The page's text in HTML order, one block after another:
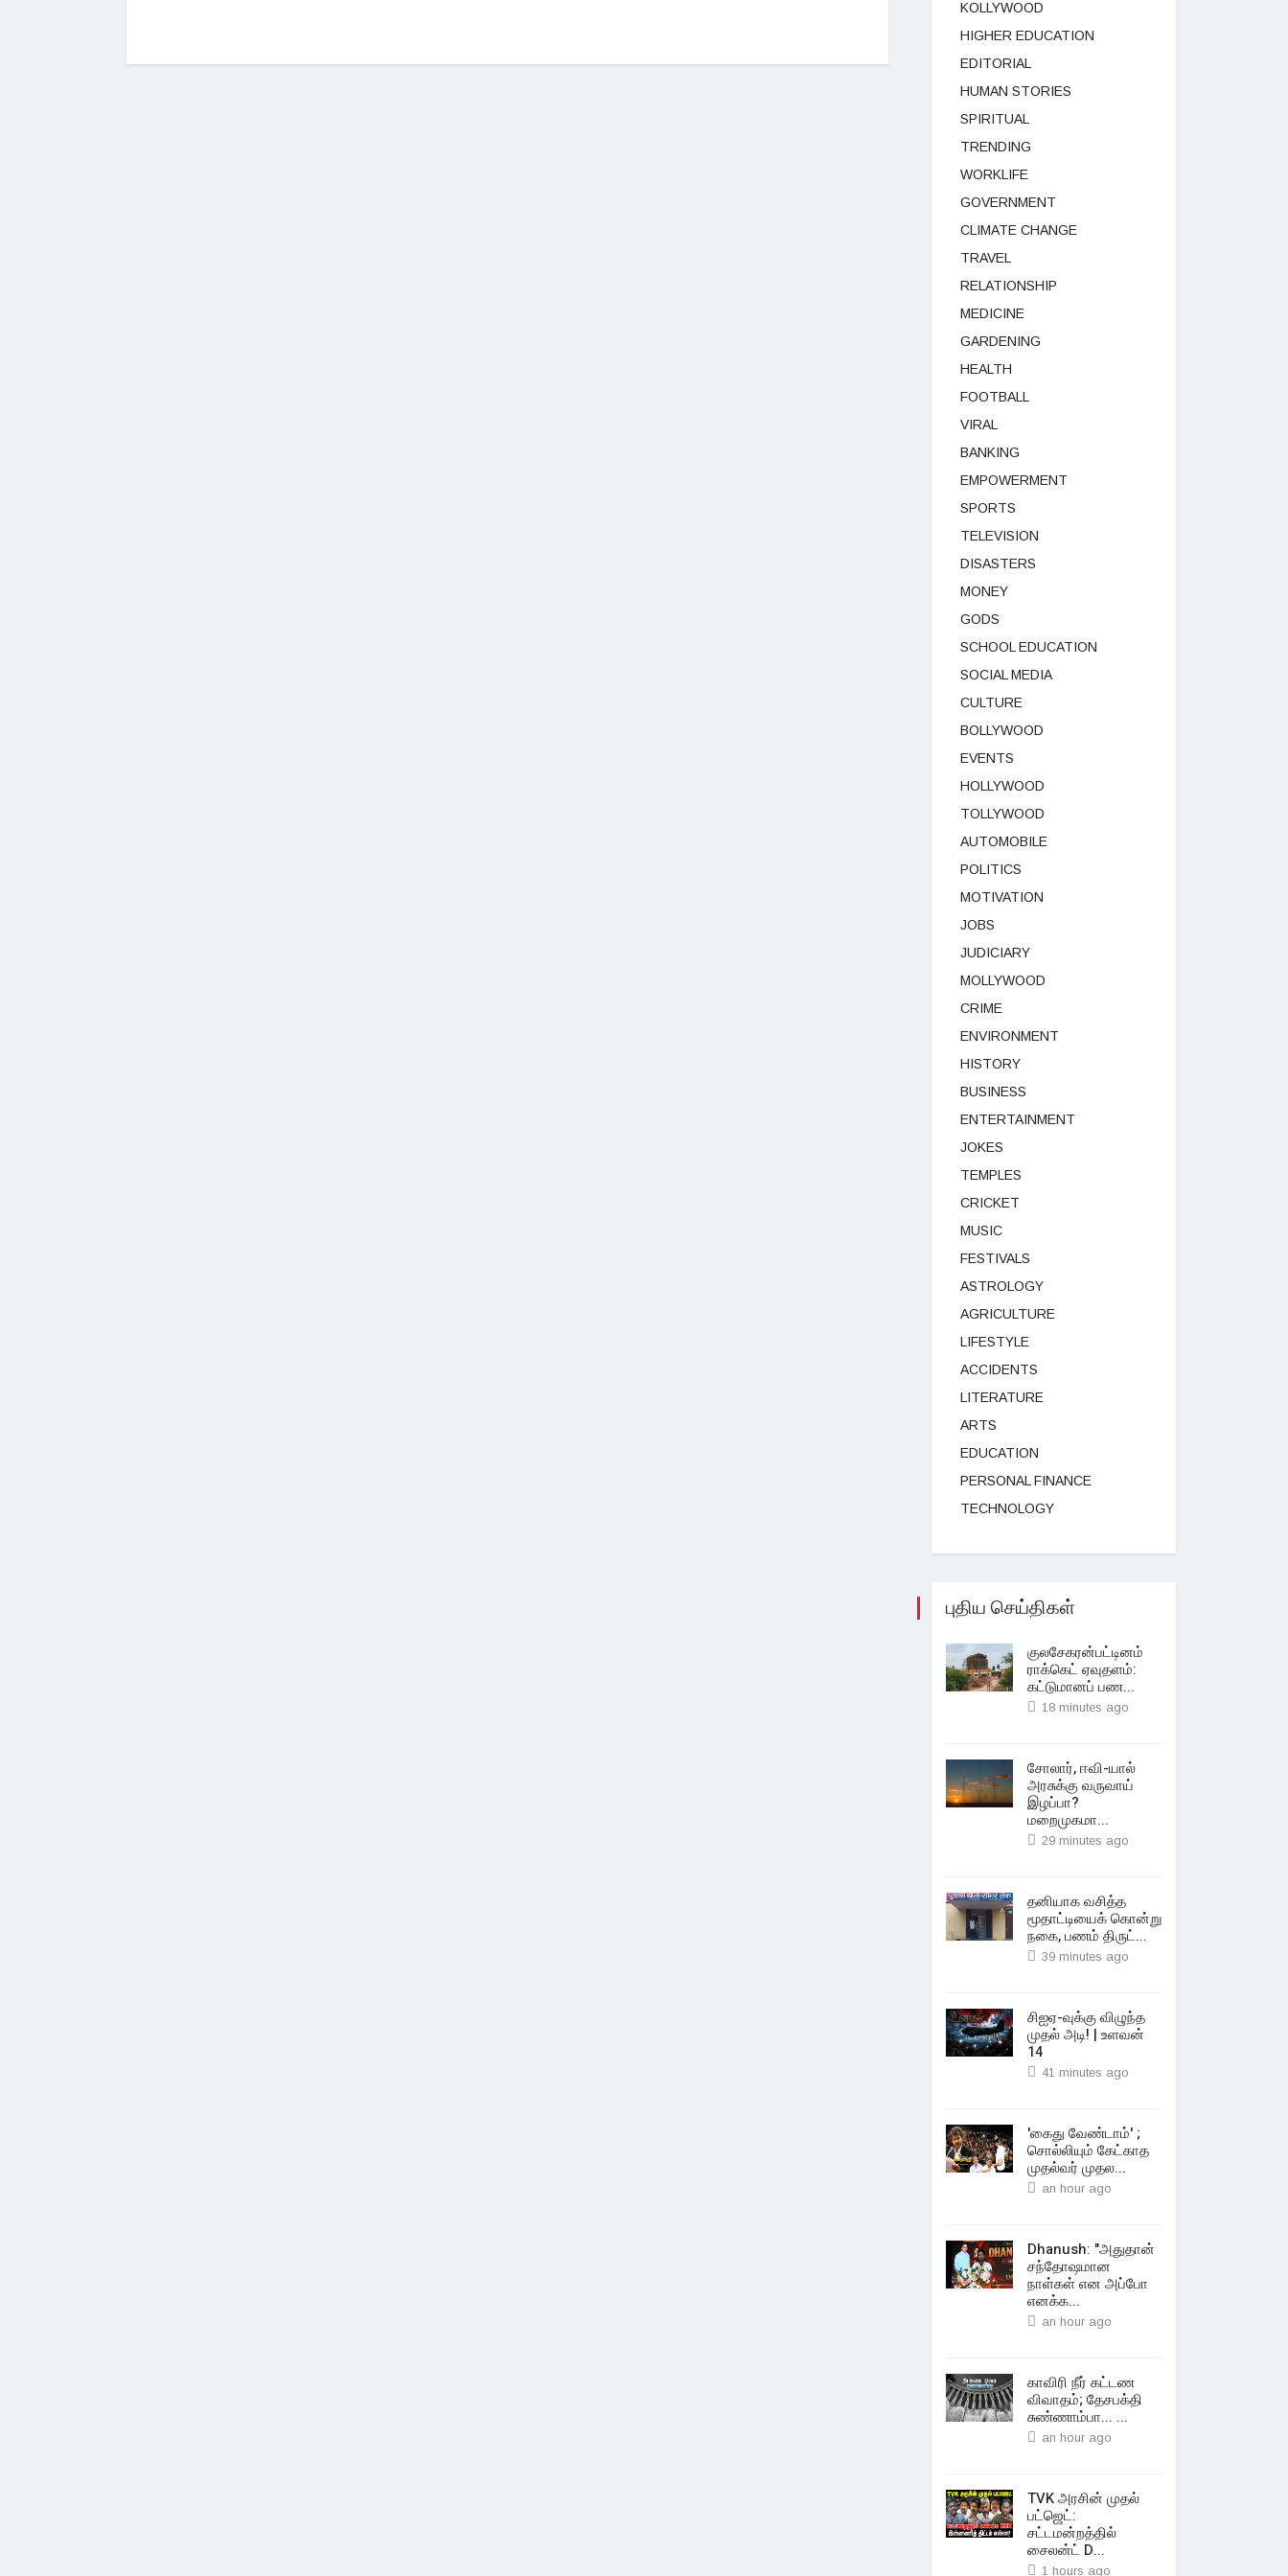
KOLLYWOOD
HIGHER EDUCATION
EDITORIAL
HUMAN STORIES
SPIRITUAL
TRENDING
WORKLIFE
GOVERNMENT
CLIMATE CHANGE
TRAVEL
RELATIONSHIP
MEDICINE
GARDENING
HEALTH
FOOTBALL
VIRAL
BANKING
EMPOWERMENT
SPORTS
TELEVISION
DISASTERS
MONEY
GODS
SCHOOL EDUCATION
SOCIAL MEDIA
CULTURE
BOLLYWOOD
EVENTS
HOLLYWOOD
TOLLYWOOD
AUTOMOBILE
POLITICS
MOTIVATION
JOBS
JUDICIARY
MOLLYWOOD
CRIME
ENVIRONMENT
HISTORY
BUSINESS
ENTERTAINMENT
JOKES
TEMPLES
CRICKET
MUSIC
FESTIVALS
ASTROLOGY
AGRICULTURE
LIFESTYLE
ACCIDENTS
LITERATURE
ARTS
EDUCATION
PERSONAL FINANCE
TECHNOLOGY
புதிய செய்திகள்
குலசேகரன்பட்டினம்
ராக்கெட் ஏவுதளம்:
கட்டுமானப் பண...
18 minutes ago
சோலார், ஈவி-யால்
அரசுக்கு வருவாய்
இழப்பா?
மறைமுகமா...
29 minutes ago
தனியாக வசித்த
மூதாட்டியைக் கொன்று
நகை, பணம் திருட்...
39 minutes ago
சிஐஏ-வுக்கு விழுந்த
முதல் அடி! | உளவன்
14
41 minutes ago
'கைது வேண்டாம்' ;
சொல்லியும் கேட்காத
முதல்வர் முதல...
an hour ago
Dhanush: "அதுதான்
சந்தோஷமான
நாள்கள் என அப்போ
எனக்க...
an hour ago
காவிரி நீர் கட்டண
விவாதம்; தேசபக்தி
சுண்ணாம்பா... ...
an hour ago
TVK அரசின் முதல்
பட்ஜெட்:
சட்டமன்றத்தில்
சைலன்ட் D...
1 hours ago